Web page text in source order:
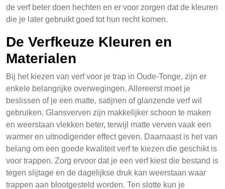
de verf beter doen hechten en er voor zorgen dat de kleuren
die je later gebruikt goed tot hun recht komen.
De Verfkeuze Kleuren en
Materialen
Bij het kiezen van verf voor je trap in Oude-Tonge, zijn er
enkele belangrijke overwegingen. Allereerst moet je
beslissen of je een matte, satijnen of glanzende verf wil
gebruiken. Glansverven zijn makkelijker schoon te maken
en weerstaan vlekken beter, terwijl matte verven vaak een
warmer en uitnodigender effect geven. Daarnaast is het van
belang om een goede kwaliteit verf te kiezen die geschikt is
voor trappen. Zorg ervoor dat je een verf kiest die bestand is
tegen slijtage en de dagelijkse druk kan weerstaan waar
trappen aan blootgesteld worden. Ten slotte kun je